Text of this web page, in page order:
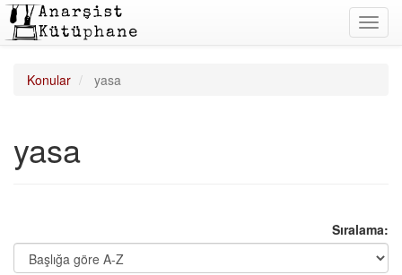
Konular yasa
yasa
Sıralama: